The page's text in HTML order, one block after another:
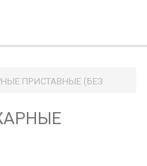
ПРИСТАВНЫЕ (БЕЗ